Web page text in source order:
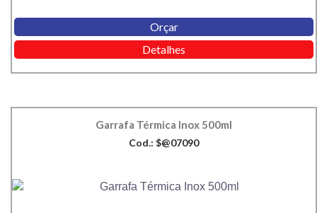
Orçar
Detalhes
Garrafa Térmica Inox 500ml
Cod.: $@07090